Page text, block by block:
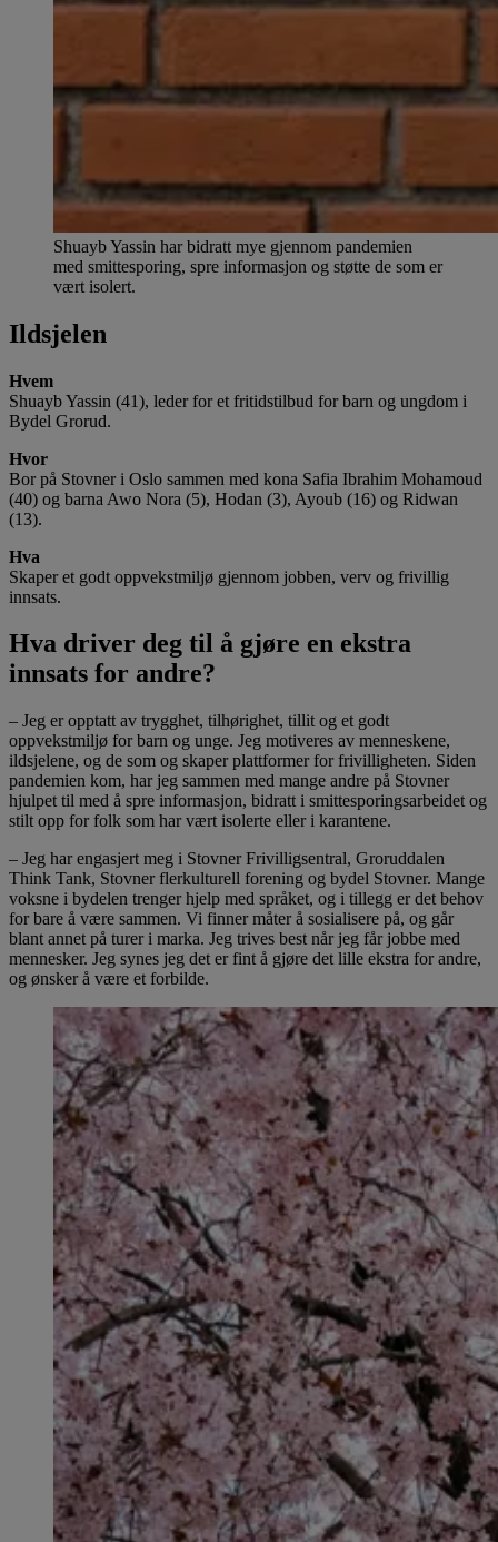
Shuayb Yassin har bidratt mye gjennom pandemien
med smittesporing, spre informasjon og støtte de som er
vært isolert.
Ildsjelen
Hvem
Shuayb Yassin (41), leder for et fritidstilbud for barn og ungdom i
Bydel Grorud.
Hvor
Bor på Stovner i Oslo sammen med kona Safia Ibrahim Mohamoud
(40) og barna Awo Nora (5), Hodan (3), Ayoub (16) og Ridwan
(13).
Hva
Skaper et godt oppvekstmiljø gjennom jobben, verv og frivillig
innsats.
Hva driver deg til å gjøre en ekstra
innsats for andre?
– Jeg er opptatt av trygghet, tilhørighet, tillit og et godt
oppvekstmiljø for barn og unge. Jeg motiveres av menneskene,
ildsjelene, og de som og skaper plattformer for frivilligheten. Siden
pandemien kom, har jeg sammen med mange andre på Stovner
hjulpet til med å spre informasjon, bidratt i smittesporingsarbeidet og
stilt opp for folk som har vært isolerte eller i karantene.
– Jeg har engasjert meg i Stovner Frivilligsentral, Groruddalen
Think Tank, Stovner flerkulturell forening og bydel Stovner. Mange
voksne i bydelen trenger hjelp med språket, og i tillegg er det behov
for bare å være sammen. Vi finner måter å sosialisere på, og går
blant annet på turer i marka. Jeg trives best når jeg får jobbe med
mennesker. Jeg synes jeg det er fint å gjøre det lille ekstra for andre,
og ønsker å være et forbilde.